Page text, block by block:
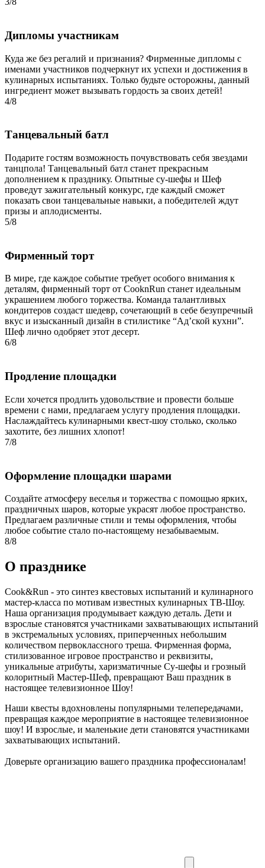
Дипломы участникам
Куда же без регалий и признания? Фирменные дипломы с
именами участников подчеркнут их успехи и достижения в
кулинарных испытаниях. Только будьте осторожны, данный
ингредиент может вызывать гордость за своих детей!
4/8
Танцевальный батл
Подарите гостям возможность почувствовать себя звездами
танцпола! Танцевальный батл станет прекрасным
дополнением к празднику. Опытные су-шефы и Шеф
проведут зажигательный конкурс, где каждый сможет
показать свои танцевальные навыки, а победителей ждут
призы и аплодисменты.
5/8
Фирменный торт
В мире, где каждое событие требует особого внимания к
деталям, фирменный торт от CooknRun станет идеальным
украшением любого торжества. Команда талантливых
кондитеров создаст шедевр, сочетающий в себе безупречный
вкус и изысканный дизайн в стилистике “Ад’ской кухни”.
Шеф лично одобряет этот десерт.
6/8
Продление площадки
Если хочется продлить удовольствие и провести больше
времени с нами, предлагаем услугу продления площадки.
Наслаждайтесь кулинарными квест-шоу столько, сколько
захотите, без лишних хлопот!
7/8
Оформление площадки шарами
Создайте атмосферу веселья и торжества с помощью ярких,
праздничных шаров, которые украсят любое пространство.
Предлагаем различные стили и темы оформления, чтобы
любое событие стало по-настоящему незабываемым.
8/8
О празднике
Cook&Run - это синтез квестовых испытаний и кулинарного
мастер-класса по мотивам известных кулинарных ТВ-Шоу.
Наша организация продумывает каждую деталь. Дети и
взрослые становятся участниками захватывающих испытаний
в экстремальных условиях, приперченных небольшим
количеством первоклассного треша. Фирменная форма,
стилизованное игровое пространство и реквизиты,
уникальные атрибуты, харизматичные Су-шефы и грозный
колоритный Мастер-Шеф, превращают Ваш праздник в
настоящее телевизионное Шоу!
Наши квесты вдохновлены популярными телепередачами,
превращая каждое мероприятие в настоящее телевизионное
шоу! И взрослые, и маленькие дети становятся участниками
захватывающих испытаний.
Доверьте организацию вашего праздника профессионалам!